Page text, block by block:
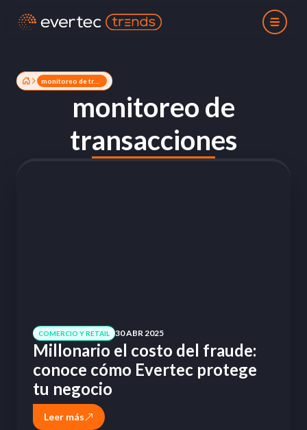
monitoreo de
transacciones
COMERCIO Y RETAIL 30 ABR 2025
Millonario el costo del fraude:
conoce cómo Evertec protege
tu negocio
Leer más